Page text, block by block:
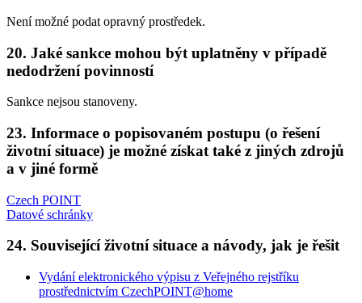
Není možné podat opravný prostředek.
20. Jaké sankce mohou být uplatněny v případě
nedodržení povinností
Sankce nejsou stanoveny.
23. Informace o popisovaném postupu (o řešení
životní situace) je možné získat také z jiných zdrojů
a v jiné formě
Czech POINT
Datové schránky
24. Související životní situace a návody, jak je řešit
Vydání elektronického výpisu z Veřejného rejstříku
prostřednictvím CzechPOINT@home